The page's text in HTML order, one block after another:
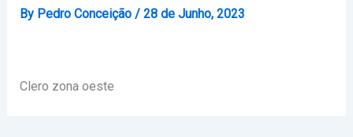
By Pedro Conceição / 28 de Junho, 2023
Clero zona oeste